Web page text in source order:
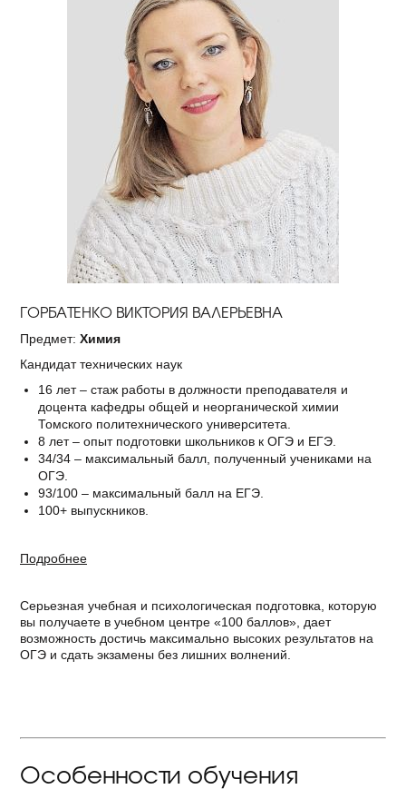
ГОРБАТЕНКО ВИКТОРИЯ ВАЛЕРЬЕВНА
Предмет: Химия
Кандидат технических наук
16 лет – стаж работы в должности преподавателя и
доцента кафедры общей и неорганической химии
Томского политехнического университета.
8 лет – опыт подготовки школьников к ОГЭ и ЕГЭ.
34/34 – максимальный балл, полученный учениками на
ОГЭ.
93/100 – максимальный балл на ЕГЭ.
100+ выпускников.
Подробнее
Серьезная учебная и психологическая подготовка, которую
вы получаете в учебном центре «100 баллов», дает
возможность достичь максимально высоких результатов на
ОГЭ и сдать экзамены без лишних волнений.
Особенности обучения